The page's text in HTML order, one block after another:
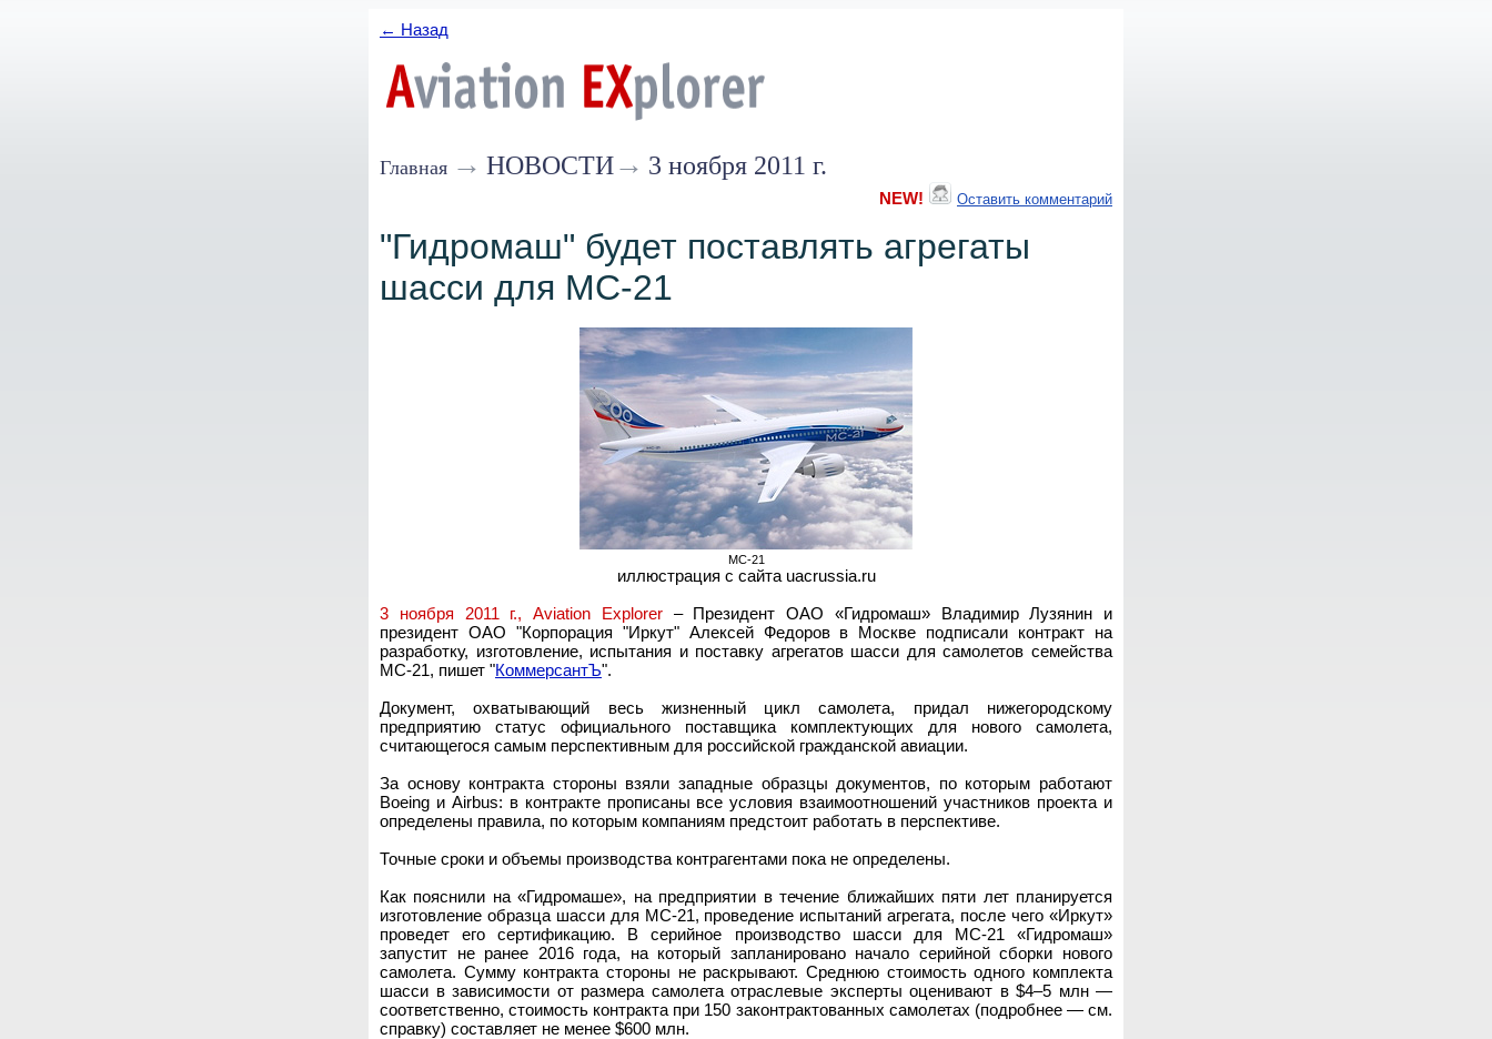
← Назад
Главная → НОВОСТИ→ 3 ноября 2011 г.
NEW! Оставить комментарий
"Гидромаш" будет поставлять агрегаты
шасси для МС-21
МС-21
иллюстрация с сайта uacrussia.ru
3 ноября 2011 г., Aviation Explorer– Президент ОАО «Гидромаш» Владимир Лузянин и
президент ОАО "Корпорация "Иркут" Алексей Федоров в Москве подписали контракт на
разработку, изготовление, испытания и поставку агрегатов шасси для самолетов семейства
МС-21, пишет "КоммерсантЪ".
Документ, охватывающий весь жизненный цикл самолета, придал нижегородскому
предприятию статус официального поставщика комплектующих для нового самолета,
считающегося самым перспективным для российской гражданской авиации.
За основу контракта стороны взяли западные образцы документов, по которым работают
Boeing и Airbus: в контракте прописаны все условия взаимоотношений участников проекта и
определены правила, по которым компаниям предстоит работать в перспективе.
Точные сроки и объемы производства контрагентами пока не определены.
Как пояснили на «Гидромаше», на предприятии в течение ближайших пяти лет планируется
изготовление образца шасси для МС-21, проведение испытаний агрегата, после чего «Иркут»
проведет его сертификацию. В серийное производство шасси для МС-21 «Гидромаш»
запустит не ранее 2016 года, на который запланировано начало серийной сборки нового
самолета. Сумму контракта стороны не раскрывают. Среднюю стоимость одного комплекта
шасси в зависимости от размера самолета отраслевые эксперты оценивают в $4–5 млн —
соответственно, стоимость контракта при 150 законтрактованных самолетах (подробнее — см.
справку) составляет не менее $600 млн.